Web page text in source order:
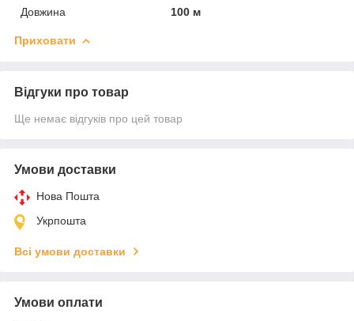
Довжина
100 м
Приховати
Відгуки про товар
Ще немає відгуків про цей товар
Умови доставки
Нова Пошта
Укрпошта
Всі умови доставки
Умови оплати